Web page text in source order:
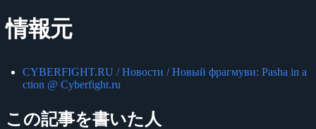
情報元
CYBERFIGHT.RU / Новости / Новый фрагмуви: Pasha in a
ction @ Cyberfight.ru
この記事を書いた人